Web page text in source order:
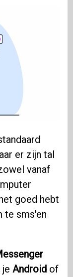
er zijn tal
vanaf
goed hebt
te sms'en
jeAndroid of